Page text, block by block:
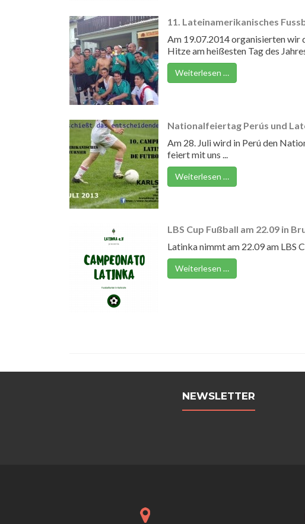
11. Lateinamerikanisches
Am 19.07.2014 organisierten wir
Hitze am heißesten Tag des
Weiterlesen …
Nationalfeiertag Perús und
Am 28. Juli wird in Perú den
feiert mit uns ...
Weiterlesen …
LBS Cup Fußball am 22.09 in
Latinka nimmt am 22.09 am LBS
Weiterlesen …
NEWSLETTER